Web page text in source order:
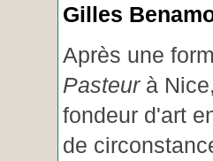
Gilles
Après une
Pasteurà
fondeur d'art
de